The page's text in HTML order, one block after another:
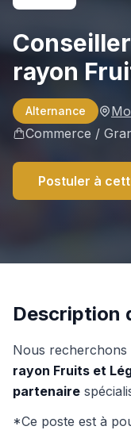
rayon
Alternance
Commerce /
Postuler à
Description
Nous recherchons
rayon Fruits et
partenaire
*Ce poste est à